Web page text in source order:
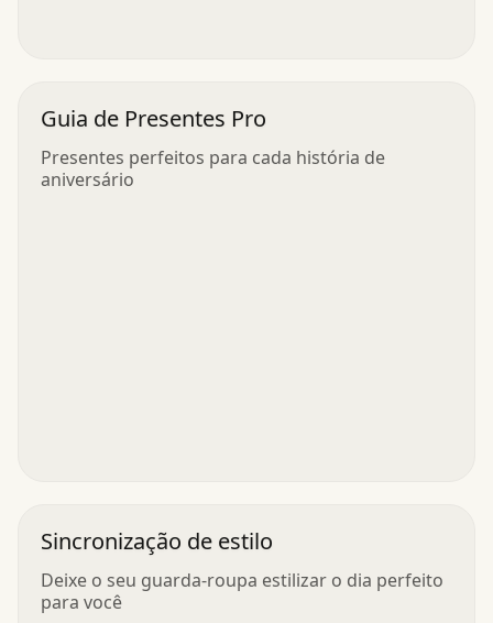
Guia de Presentes Pro
Presentes perfeitos para cada história de
aniversário
Sincronização de estilo
Deixe o seu guarda-roupa estilizar o dia perfeito
para você